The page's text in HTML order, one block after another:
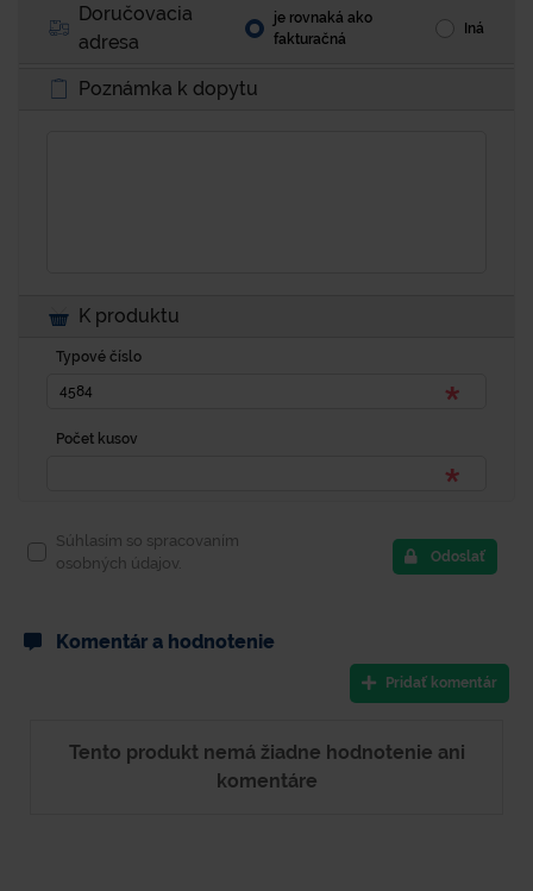
Doručovacia
adresa
je rovnaká ako
fakturačná
Iná
Poznámka k dopytu
K produktu
Typové číslo
Počet kusov
Súhlasím so spracovaním
osobných údajov.
Odoslať
Komentár a hodnotenie
Pridať komentár
Tento produkt nemá žiadne hodnotenie ani
komentáre